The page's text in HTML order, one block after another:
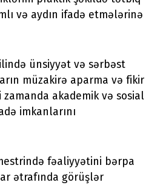
və aydın ifadə etmələrinə
ünsiyyət və sərbəst
müzakirə aparma və fikir
akademik və sosial
imkanlarını
fəaliyyətini bərpa
ətrafında görüşlər